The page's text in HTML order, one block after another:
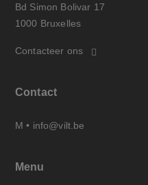
Bd Simon Bolivar 17
1000 Bruxelles
Contacteer ons
Contact
M • info@vilt.be
Menu